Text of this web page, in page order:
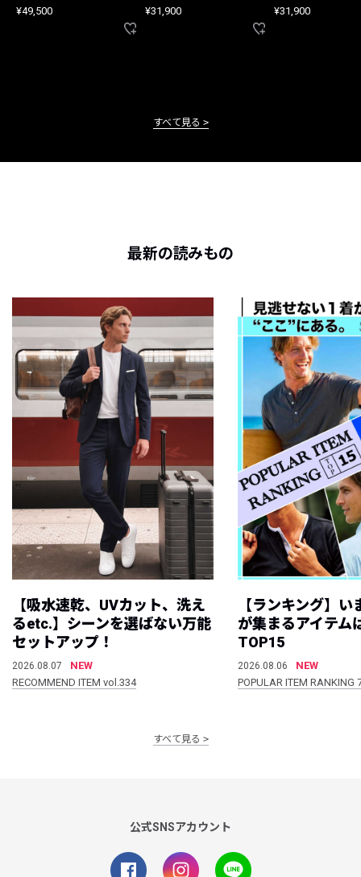
¥49,500 ¥31,900 ¥31,900
すべて見る
最新の読みもの
【吸水速乾、UVカット、洗え
るetc.】シーンを選ばない万能
セットアップ！
2026.08.07
NEW
RECOMMEND ITEM vol.334
【ランキング】
が集まるアイテム
TOP15
2026.08.06
NEW
POPULAR ITEM
すべて見る
公式SNSアカウント